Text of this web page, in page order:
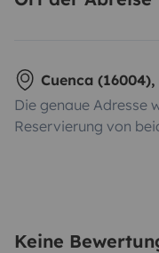
Cuenca
Die genaue Adresse
Reservierung von
Keine